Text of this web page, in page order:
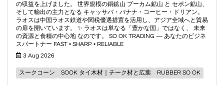
の収益を上げました。 世界規模の銅鉱山 プーカム鉱山 と セポン鉱山、
そして輸出の主力となる キャッサバ・バナナ・コーヒー・ドリアン。
ラオスは中国ラオス鉄道や関税優遇措置を活用し、アジア全域へと貿易
の扉を開いています。 ✨ ラオスは単なる「豊かな国」ではなく、 未来
の資源と食糧の中心地 なのです。 SO OK TRADING — あなたのビジネ
スパートナー FAST • SHARP • RELIABLE
3 Aug 2026
スークコーン SOOK タイ木材｜チーク材と広葉 RUBBER SO OK